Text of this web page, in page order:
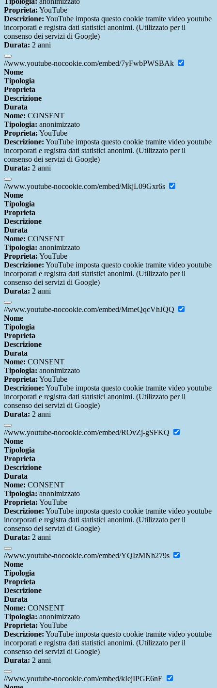
Proprieta: YouTube
Descrizione: YouTube imposta questo cookie tramite video youtube
incorporati e registra dati statistici anonimi. (Utilizzato per il
consenso dei servizi di Google)
Durata: 2 anni
//www.youtube-nocookie.com/embed/7yFwbPWSBAk
Nome
Tipologia
Proprieta
Descrizione
Durata
Nome: CONSENT
Tipologia: anonimizzato
Proprieta: YouTube
Descrizione: YouTube imposta questo cookie tramite video youtube
incorporati e registra dati statistici anonimi. (Utilizzato per il
consenso dei servizi di Google)
Durata: 2 anni
//www.youtube-nocookie.com/embed/MkjL09Gxr6s
Nome
Tipologia
Proprieta
Descrizione
Durata
Nome: CONSENT
Tipologia: anonimizzato
Proprieta: YouTube
Descrizione: YouTube imposta questo cookie tramite video youtube
incorporati e registra dati statistici anonimi. (Utilizzato per il
consenso dei servizi di Google)
Durata: 2 anni
//www.youtube-nocookie.com/embed/MmeQqcVhJQQ
Nome
Tipologia
Proprieta
Descrizione
Durata
Nome: CONSENT
Tipologia: anonimizzato
Proprieta: YouTube
Descrizione: YouTube imposta questo cookie tramite video youtube
incorporati e registra dati statistici anonimi. (Utilizzato per il
consenso dei servizi di Google)
Durata: 2 anni
//www.youtube-nocookie.com/embed/ROvZj-gSFKQ
Nome
Tipologia
Proprieta
Descrizione
Durata
Nome: CONSENT
Tipologia: anonimizzato
Proprieta: YouTube
Descrizione: YouTube imposta questo cookie tramite video youtube
incorporati e registra dati statistici anonimi. (Utilizzato per il
consenso dei servizi di Google)
Durata: 2 anni
//www.youtube-nocookie.com/embed/YQIzMNh279s
Nome
Tipologia
Proprieta
Descrizione
Durata
Nome: CONSENT
Tipologia: anonimizzato
Proprieta: YouTube
Descrizione: YouTube imposta questo cookie tramite video youtube
incorporati e registra dati statistici anonimi. (Utilizzato per il
consenso dei servizi di Google)
Durata: 2 anni
//www.youtube-nocookie.com/embed/kIejIPGE6nE